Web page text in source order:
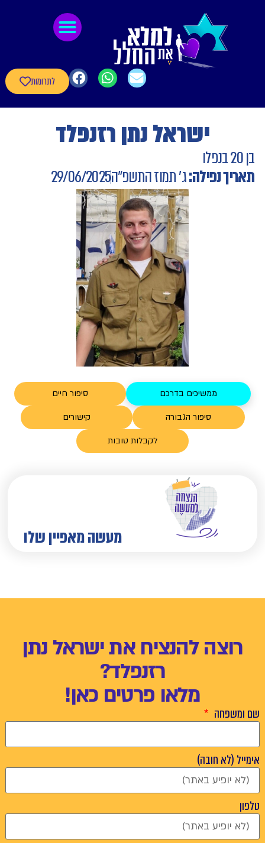
לתרומות
ישראל נתן רזנפלד
בן 20 בנפלו
תאריך נפילה:ג' תמוז התשפ"ה29/06/2025
ממשיכים בדרכם סיפור חיים
סיפור הגבורה קישורים
לקבלות טובות
מעשה מאפיין שלו
רוצה להנציח את ישראל נתן
רזנפלד?
מלאו פרטים כאן!
שם ומשפחה
אימייל (לא חובה)
טלפון